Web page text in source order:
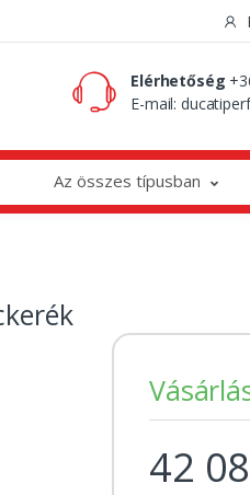
Elérhetőség
E-mail:
Az összes típusban
42